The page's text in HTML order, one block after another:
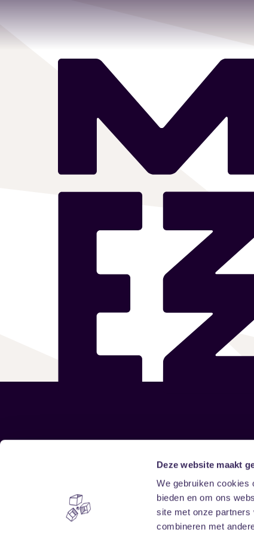
Deze website maakt
We gebruiken cookies
bieden en om ons
site met onze partners
combineren met
Home
Vrijwilligers
Verhuur
Disclaimer
Toegankelijkheid
Privacy & cookies